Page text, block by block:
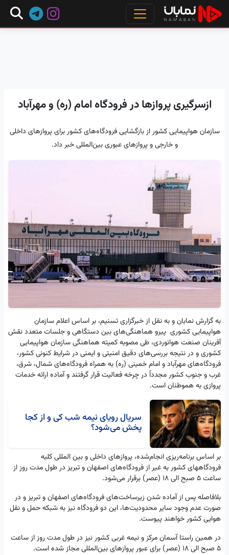
ازسرگیری پروازها در فرودگاه امام (ره) و مهرآباد
سازمان هواپیمایی کشور از بازگشایی فرودگاه‌های کشور برای پروازهای داخلی
و خارجی و پروازهای عبوری بین‌المللی خبر داد.
به گزارش نمابان و به نقل از خبرگزاری تسنیم، بر اساس اعلام سازمان
هواپیمایی کشوری پیرو هماهنگی‌های بین دستگاهی و جلسات متعدد نقش
آفرینان صنعت هوانوردی، طی مصوبه کمیته هماهنگی سازمان هواپیمایی
کشوری و در نتیجه بررسی‌های دقیق امنیتی و ایمنی در شرایط کنونی کشور،
فرودگاه‌های مهرآباد و امام خمینی (ره) به همراه فرودگاه‌های شمال، شرق،
غرب و جنوب کشور مجدداً در چرخه فعالیت قرار گرفتند و آماده ارائه خدمات
پروازی به هموطنان است.
سریال رویای نیمه شب کی و از کجا
پخش می‌شود؟
بر اساس برنامه‌ریزی انجام‌شده، پروازهای داخلی و بین المللی کلیه
فرودگاههای کشور به غیر از فرودگاه‌های اصفهان و تبریز در طول مدت روز از
ساعت 5 صبح الی 18 (عصر) برقرار می‌شود.
بلافاصله پس از آماده شدن زیرساخت‌های فرودگاه‌های اصفهان و تبریز و در
صورت عدم وجود سایر محدودیت‌ها، این دو فرودگاه نیز به شبکه حمل و نقل
هوایی کشور خواهند پیوست.
در همین راستا آسمان مرکز و نیمه غربی کشور نیز در طول مدت روز از ساعت
5 صبح الی 18 (عصر) برای عبور پروازهای بین‌المللی مجاز شده است.